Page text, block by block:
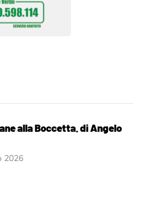
alla Boccetta. di Angelo
2026